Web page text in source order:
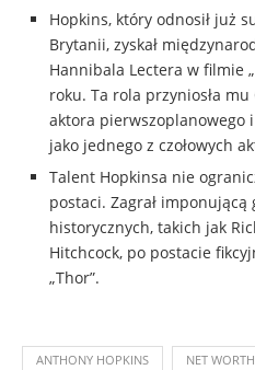
Hopkins, który odnosił już
Brytanii, zyskał
Hannibala Lectera w filmie
roku. Ta rola przyniosła
aktora pierwszoplanowego
jako jednego z czołowych
Talent Hopkinsa nie
postaci. Zagrał
historycznych, takich jak
Hitchcock, po postacie
„Thor”.
ANTHONY HOPKINS NET WORTH